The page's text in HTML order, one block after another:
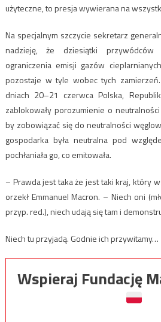
użyteczne, to presja wywierana na
Na specjalnym szczycie sekretarz
nadzieję, że dziesiątki przywódców
ograniczenia emisji gazów
pozostaje w tyle wobec tych
dniach 20–21 czerwca Polska,
zablokowały porozumienie o
by zobowiązać się do neutralności
gospodarka była neutralna pod
pochłaniała go, co emitowała.
– Prawda jest taka że jest taki kraj, który
orzekł Emmanuel Macron. – Niech oni
przyp. red.), niech udają się tam i
Niech tu przyjadą. Godnie ich przywitamy…
Wspieraj Fundację